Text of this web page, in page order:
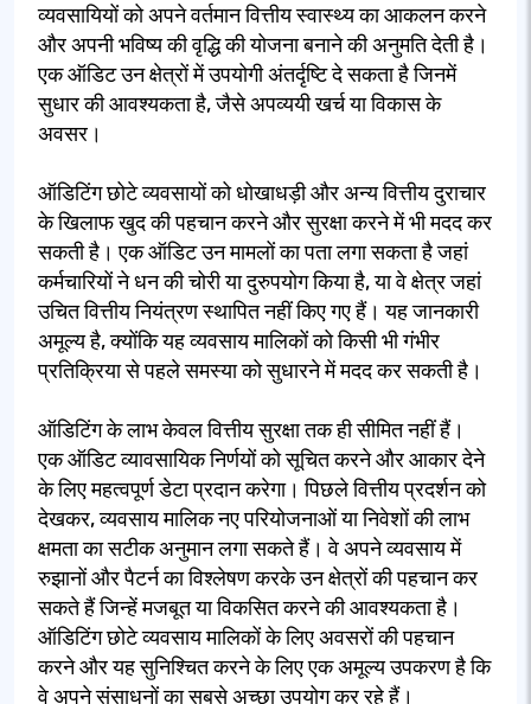
व्यवसायियों को अपने वर्तमान वित्तीय स्वास्थ्य का आकलन करने
और अपनी भविष्य की वृद्धि की योजना बनाने की अनुमति देती है।
एक ऑडिट उन क्षेत्रों में उपयोगी अंतर्दृष्टि दे सकता है जिनमें
सुधार की आवश्यकता है, जैसे अपव्ययी खर्च या विकास के
अवसर।
ऑडिटिंग छोटे व्यवसायों को धोखाधड़ी और अन्य वित्तीय दुराचार
के खिलाफ खुद की पहचान करने और सुरक्षा करने में भी मदद कर
सकती है। एक ऑडिट उन मामलों का पता लगा सकता है जहां
कर्मचारियों ने धन की चोरी या दुरुपयोग किया है, या वे क्षेत्र जहां
उचित वित्तीय नियंत्रण स्थापित नहीं किए गए हैं। यह जानकारी
अमूल्य है, क्योंकि यह व्यवसाय मालिकों को किसी भी गंभीर
प्रतिक्रिया से पहले समस्या को सुधारने में मदद कर सकती है।
ऑडिटिंग के लाभ केवल वित्तीय सुरक्षा तक ही सीमित नहीं हैं।
एक ऑडिट व्यावसायिक निर्णयों को सूचित करने और आकार देने
के लिए महत्वपूर्ण डेटा प्रदान करेगा। पिछले वित्तीय प्रदर्शन को
देखकर, व्यवसाय मालिक नए परियोजनाओं या निवेशों की लाभ
क्षमता का सटीक अनुमान लगा सकते हैं। वे अपने व्यवसाय में
रुझानों और पैटर्न का विश्लेषण करके उन क्षेत्रों की पहचान कर
सकते हैं जिन्हें मजबूत या विकसित करने की आवश्यकता है।
ऑडिटिंग छोटे व्यवसाय मालिकों के लिए अवसरों की पहचान
करने और यह सुनिश्चित करने के लिए एक अमूल्य उपकरण है कि
वे अपने संसाधनों का सबसे अच्छा उपयोग कर रहे हैं।